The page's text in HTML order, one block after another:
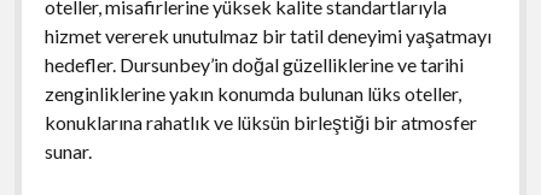
oteller, misafirlerine yüksek kalite standartlarıyla
hizmet vererek unutulmaz bir tatil deneyimi yaşatmayı
hedefler. Dursunbey’in doğal güzelliklerine ve tarihi
zenginliklerine yakın konumda bulunan lüks oteller,
konuklarına rahatlık ve lüksün birleştiği bir atmosfer
sunar.